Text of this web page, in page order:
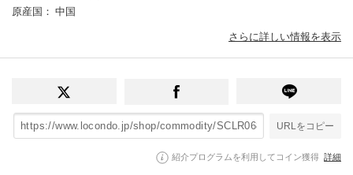
原産国 ： 中国
さらに詳しい情報を表示
URLをコピー
紹介プログラムを利用してコイン獲得 詳細